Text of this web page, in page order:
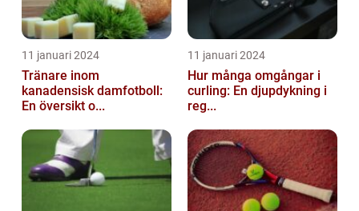
11 januari 2024
Tränare inom
kanadensisk damfotboll:
En översikt o...
11 januari 2024
Hur många omgångar i
curling: En djupdykning i
reg...